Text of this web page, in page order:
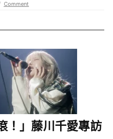
Comment
！」藤川千愛專訪